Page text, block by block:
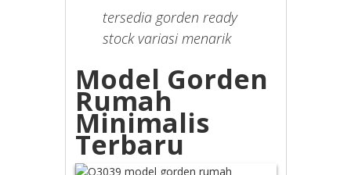
tersedia gorden ready
stock variasi menarik
Model Gorden
Rumah
Minimalis
Terbaru